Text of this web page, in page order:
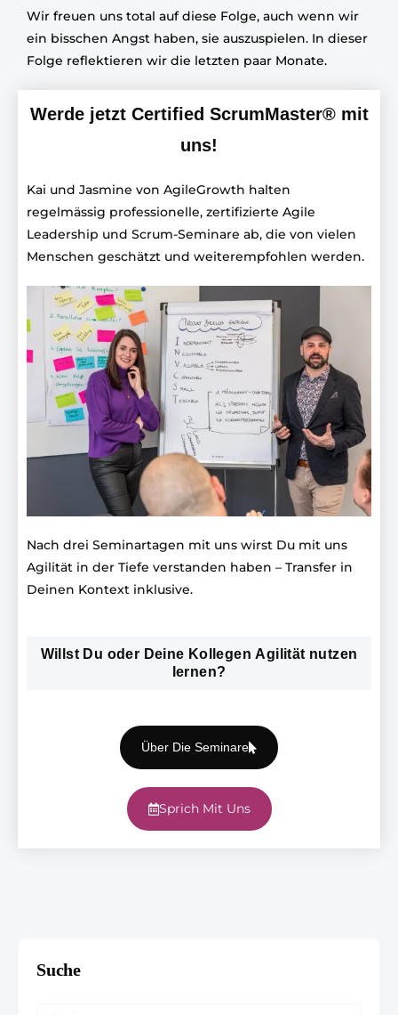
Wir freuen uns total auf diese Folge, auch wenn wir
ein bisschen Angst haben, sie auszuspielen. In dieser
Folge reflektieren wir die letzten paar Monate.
Werde jetzt Certified ScrumMaster® mit
uns!
Kai und Jasmine von AgileGrowth halten
regelmässig professionelle, zertifizierte Agile
Leadership und Scrum-Seminare ab, die von vielen
Menschen geschätzt und weiterempfohlen werden.
Nach drei Seminartagen mit uns wirst Du mit uns
Agilität in der Tiefe verstanden haben – Transfer in
Deinen Kontext inklusive.
Willst Du oder Deine Kollegen Agilität nutzen
lernen?
Über Die Seminare
Sprich Mit Uns
Suche